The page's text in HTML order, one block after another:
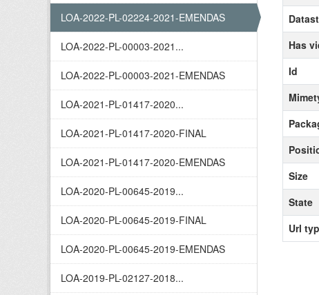
LOA-2022-PL-02224-2021-EMENDAS
LOA-2022-PL-00003-2021...
LOA-2022-PL-00003-2021-EMENDAS
LOA-2021-PL-01417-2020...
LOA-2021-PL-01417-2020-FINAL
LOA-2021-PL-01417-2020-EMENDAS
LOA-2020-PL-00645-2019...
LOA-2020-PL-00645-2019-FINAL
LOA-2020-PL-00645-2019-EMENDAS
LOA-2019-PL-02127-2018...
Has
Id
Size
State
Url